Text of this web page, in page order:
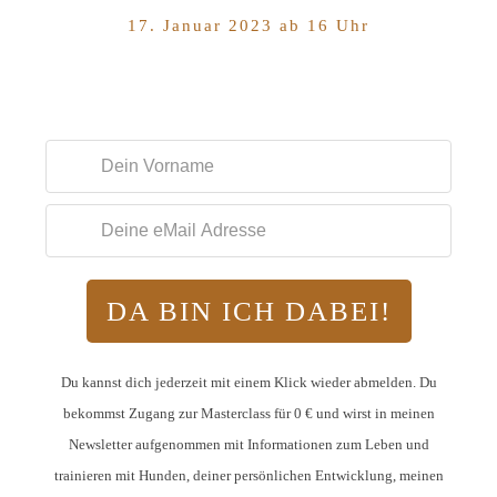
17. Januar 2023 ab 16 Uhr
DA BIN ICH DABEI!
Du kannst dich jederzeit mit einem Klick wieder abmelden. Du
bekommst Zugang zur Masterclass für 0 € und wirst in meinen
Newsletter aufgenommen mit Informationen zum Leben und
trainieren mit Hunden, deiner persönlichen Entwicklung, meinen